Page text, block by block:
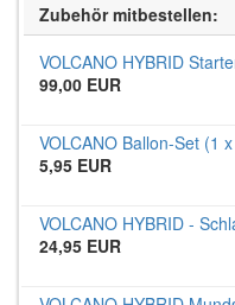
Zubehör mitbestellen:
VOLCANO HYBRID
99,00 EUR
VOLCANO Ballon-Set (1
5,95 EUR
VOLCANO HYBRID -
24,95 EUR